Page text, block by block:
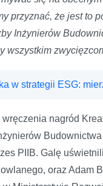
przyznać, że jest to
Inżynierów
wszystkim
w strategii ESG:
nagród
PIIB. Galę
oraz Adam